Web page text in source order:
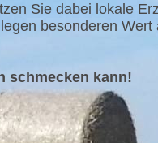
Sie dabei lokale
besonderen
schmecken kann!